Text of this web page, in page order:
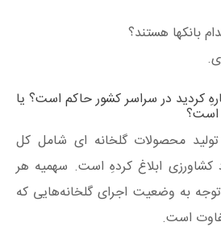
بانکها هستند؟
کردید در سراسر کشور حاکم است؟ یا
است؟
محصولات گلخانه‌ ای شامل کل
ابلاغ کردهِ است. سهمیه هر
به وضعیت اجرای گلخانه‌هایی که
است.